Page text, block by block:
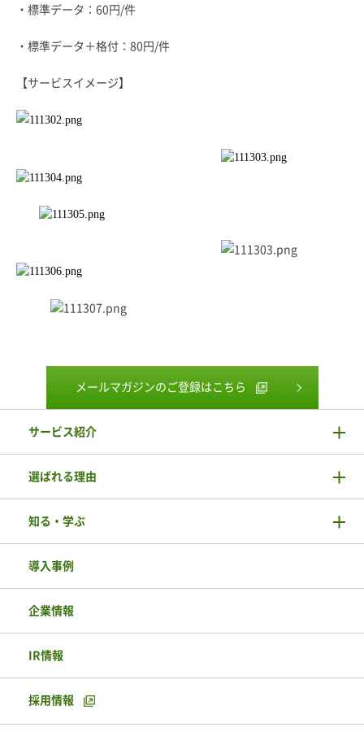
・標準データ：60円/件
・標準データ＋格付：80円/件
【サービスイメージ】
メールマガジンのご登録はこちら
サービス紹介
選ばれる理由
知る・学ぶ
導入事例
企業情報
IR情報
採用情報